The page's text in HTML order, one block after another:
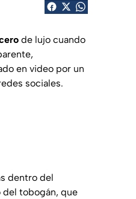
de lujo cuando
en video por un
sociales.
dentro del
del tobogán, que